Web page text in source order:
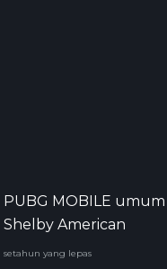
PUBG MOBILE
Shelby American
setahun yang lepas